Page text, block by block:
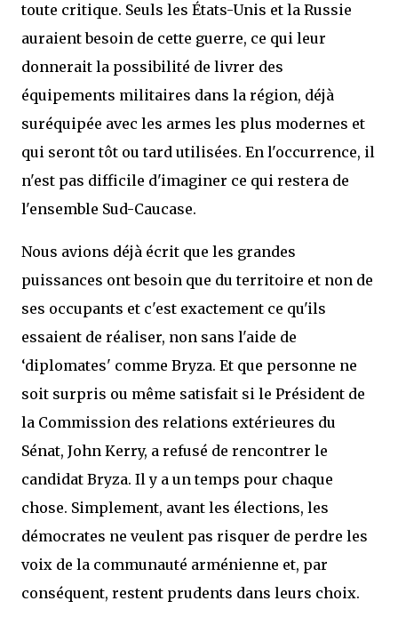
toute critique. Seuls les États-Unis et la Russie
auraient besoin de cette guerre, ce qui leur
donnerait la possibilité de livrer des
équipements militaires dans la région, déjà
suréquipée avec les armes les plus modernes et
qui seront tôt ou tard utilisées. En l'occurrence, il
n'est pas difficile d'imaginer ce qui restera de
l'ensemble Sud-Caucase.
Nous avions déjà écrit que les grandes
puissances ont besoin que du territoire et non de
ses occupants et c'est exactement ce qu'ils
essaient de réaliser, non sans l'aide de
‘diplomates' comme Bryza. Et que personne ne
soit surpris ou même satisfait si le Président de
la Commission des relations extérieures du
Sénat, John Kerry, a refusé de rencontrer le
candidat Bryza. Il y a un temps pour chaque
chose. Simplement, avant les élections, les
démocrates ne veulent pas risquer de perdre les
voix de la communauté arménienne et, par
conséquent, restent prudents dans leurs choix.